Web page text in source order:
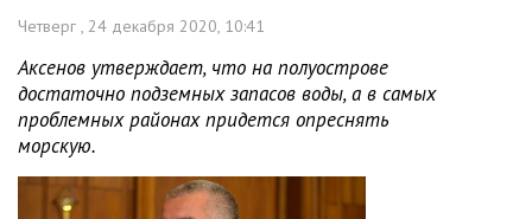
Четверг , 24 декабря 2020, 10:41
Аксенов утверждает, что на полуострове
достаточно подземных запасов воды, а в самых
проблемных районах придется опреснять
морскую.